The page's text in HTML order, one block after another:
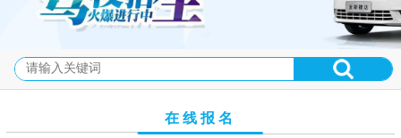
在线报名